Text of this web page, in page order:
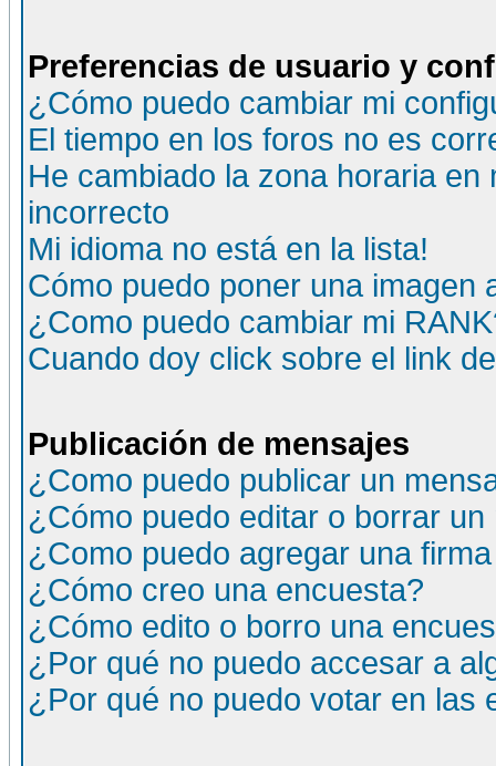
Preferencias de usuario y
¿Cómo puedo cambiar mi
El tiempo en los foros no es
He cambiado la zona horaria
incorrecto
Mi idioma no está en la lista!
Cómo puedo poner una imagen
¿Como puedo cambiar mi
Cuando doy click sobre el link
Publicación de mensajes
¿Como puedo publicar un
¿Cómo puedo editar o borrar un
¿Como puedo agregar una
¿Cómo creo una encuesta?
¿Cómo edito o borro una
¿Por qué no puedo accesar a
¿Por qué no puedo votar en las